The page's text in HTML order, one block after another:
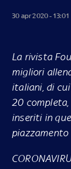
30 apr 2020 - 13:01
La rivista
migliori
italiani, di
20
inseriti in
piazzamento